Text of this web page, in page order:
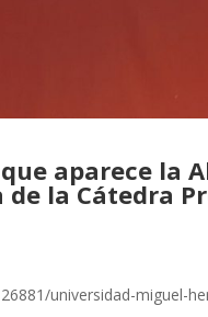
aparece la
la Cátedra
universidad-miguel-